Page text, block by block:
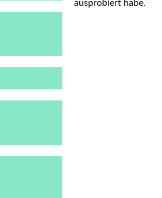
ausprobiert habe.